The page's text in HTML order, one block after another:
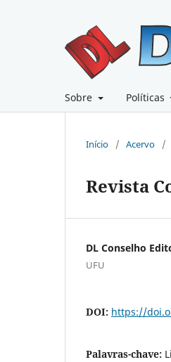
Sobre Políticas
Início / Acervo /
Revista
DL Conselho
UFU
DOI: https://
Palavras-chave: